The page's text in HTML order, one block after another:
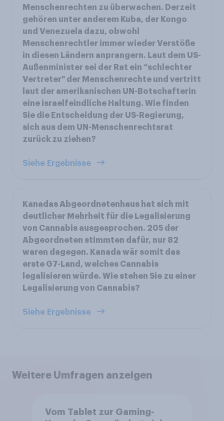
Menschenrechten zu überwachen. Derzeit
gehören unter anderem Kuba, der Kongo
und Venezuela dazu, obwohl
Menschenrechtler immer wieder Verstöße
in diesen Ländern anprangern. Laut dem US-
Außenminister sei der Rat ein “schlechter
Vertreter" der Menschenrechte und vertritt
laut der amerikanischen UN-Botschafterin
eine israelfeindliche Haltung. Wie finden
Sie die Entscheidung der US-Regierung,
sich aus dem UN-Menschenrechtsrat
zurück zu ziehen?
Siehe Ergebnisse
Kanadas Abgeordnetenhaus hat sich mit
deutlicher Mehrheit für die Legalisierung
von Cannabis ausgesprochen. 205 der
Abgeordneten stimmten dafür, nur 82
waren dagegen. Kanada wär somit das
erste G7-Land, welches Cannabis
legalisieren würde. Wie stehen Sie zu einer
Legalisierung von Cannabis?
Siehe Ergebnisse
Weitere Umfragen anzeigen
Vom Tablet zur Gaming-